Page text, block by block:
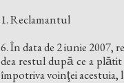
1. Reclamantul
6. În data de 2 iunie 2007,
dea restul după ce a
împotriva voinţei acestuia,